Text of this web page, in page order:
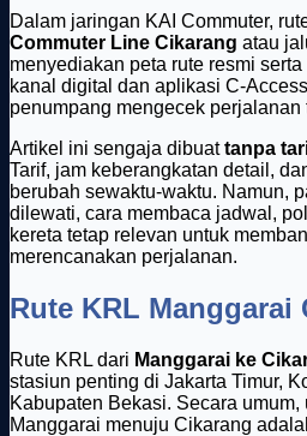
Dalam jaringan KAI Commuter,
Commuter Line Cikarang atau
menyediakan peta rute resmi
kanal digital dan aplikasi C-
penumpang mengecek perjalanan
Artikel ini sengaja dibuattanpa
Tarif, jam keberangkatan detail,
berubah sewaktu-waktu. Namun,
dilewati, cara membaca jadwal,
kereta tetap relevan untuk
merencanakan perjalanan.
Rute KRL Manggarai
Rute KRL dari Manggarai ke
stasiun penting di Jakarta Timur,
Kabupaten Bekasi. Secara umum,
Manggarai menuju Cikarang